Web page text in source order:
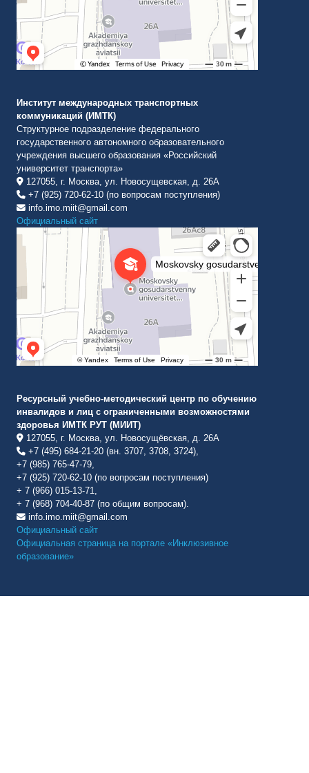
Институт международных транспортных
коммуникаций (ИМТК)
Структурное подразделение федерального
государственного автономного образовательного
учреждения высшего образования «Российский
университет транспорта»
127055, г. Москва, ул. Новосущевская, д. 26А
+7 (925) 720-62-10 (по вопросам поступления)
info.imo.miit@gmail.com
Официальный сайт
Институт международных транспортных коммуникаций Рут
ВУЗ в Москве
Ресурсный учебно-методический центр по обучению
инвалидов и лиц с ограниченными возможностями
здоровья ИМТК РУТ (МИИТ)
127055, г. Москва, ул. Новосущёвская, д. 26А
+7 (495) 684-21-20 (вн. 3707, 3708, 3724),
+7 (985) 765-47-79,
+7 (925) 720-62-10 (по вопросам поступления)
+ 7 (966) 015-13-71,
+ 7 (968) 704-40-87 (по общим вопросам).
info.imo.miit@gmail.com
Официальный сайт
Официальная страница на портале «Инклюзивное
образование»